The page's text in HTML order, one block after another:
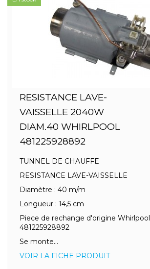
RESISTANCE LAVE-
VAISSELLE 2040W
DIAM.40 WHIRLPOOL
481225928892
TUNNEL DE CHAUFFE
RESISTANCE LAVE-VAISSELLE
Diamètre : 40 m/m
Longueur : 14,5 cm
Piece de rechange d'origine Whirlpool
481225928892
Se monte...
VOIR LA FICHE PRODUIT